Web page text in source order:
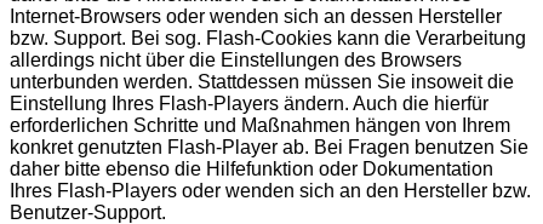
Internet-Browsers oder wenden sich an dessen Hersteller
bzw. Support. Bei sog. Flash-Cookies kann die Verarbeitung
allerdings nicht über die Einstellungen des Browsers
unterbunden werden. Stattdessen müssen Sie insoweit die
Einstellung Ihres Flash-Players ändern. Auch die hierfür
erforderlichen Schritte und Maßnahmen hängen von Ihrem
konkret genutzten Flash-Player ab. Bei Fragen benutzen Sie
daher bitte ebenso die Hilfefunktion oder Dokumentation
Ihres Flash-Players oder wenden sich an den Hersteller bzw.
Benutzer-Support.